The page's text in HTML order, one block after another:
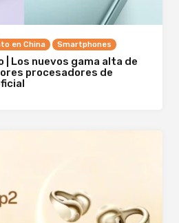
en China Smartphones
| Los nuevos gama alta de
procesadores de